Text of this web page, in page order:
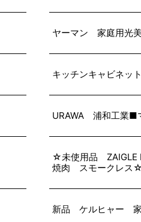
ヤーマン 家庭用光
キッチンキャビネッ
URAWA 浦和工業■
☆未使用品
焼肉 スモークレス☆
新品 ケルヒャー 家